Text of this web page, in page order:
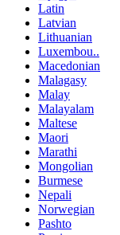
Latin
Latvian
Lithuanian
Luxembou..
Macedonian
Malagasy
Malay
Malayalam
Maltese
Maori
Marathi
Mongolian
Burmese
Nepali
Norwegian
Pashto